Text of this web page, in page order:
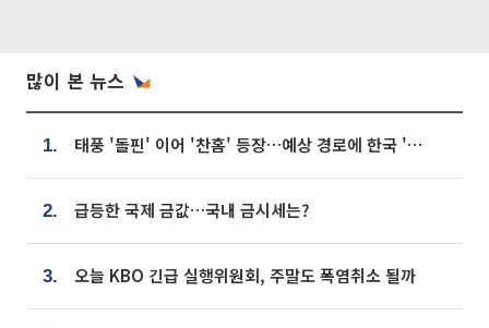
많이 본 뉴스
1. 태풍 '돌핀' 이어 '찬홈' 등장…예상 경로에 한국 '한숨'
2. 급등한 국제 금값…국내 금시세는?
3. 오늘 KBO 긴급 실행위원회, 주말도 폭염취소 될까